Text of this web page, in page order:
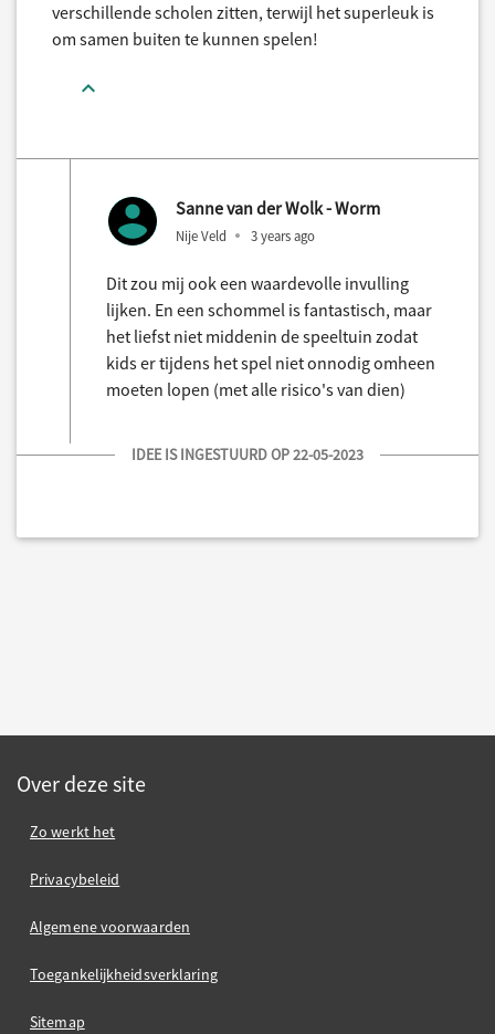
verschillende scholen zitten, terwijl het superleuk is
om samen buiten te kunnen spelen!
Sanne van der Wolk - Worm
Nije Veld 3 years ago
Dit zou mij ook een waardevolle invulling
lijken. En een schommel is fantastisch, maar
het liefst niet middenin de speeltuin zodat
kids er tijdens het spel niet onnodig omheen
moeten lopen (met alle risico's van dien)
IDEE IS INGESTUURD OP 22-05-2023
Over deze site
Zo werkt het
Privacybeleid
Algemene voorwaarden
Toegankelijkheidsverklaring
Sitemap